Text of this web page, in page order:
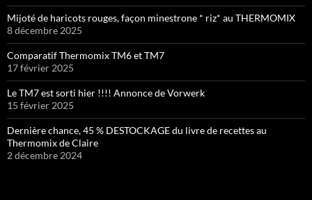
Mijoté de haricots rouges, façon minestrone * riz* au THERMOMIX
8 décembre 2025
Comparatif Thermomix TM6 et TM7
17 février 2025
Le TM7 est sorti hier !!!! Annonce de Vorwerk
15 février 2025
Dernière chance, 45 % DESTOCKAGE du livre de recettes au
Thermomix de Claire
2 décembre 2024